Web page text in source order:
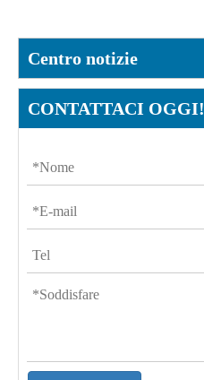
Centro notizie
CONTATTACI OGGI!